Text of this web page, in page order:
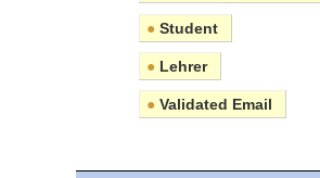
● Student
● Lehrer
● Validated Email